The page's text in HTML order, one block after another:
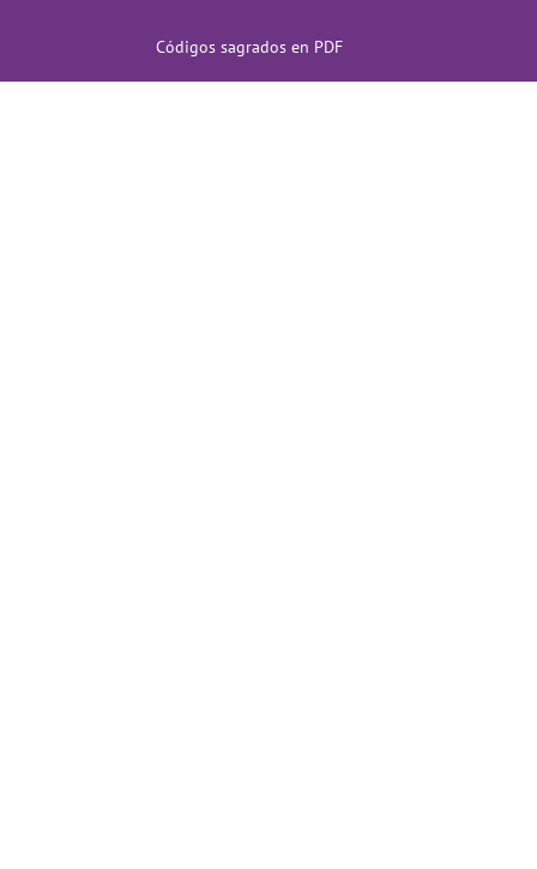
Códigos sagrados en PDF